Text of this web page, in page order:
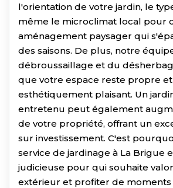
l'orientation de votre jardin, le
même le microclimat local pour
aménagement paysager qui
des saisons. De plus, notre
débroussaillage et du
que votre espace reste propre et
esthétiquement plaisant. Un
entretenu peut également
de votre propriété, offrant un
sur investissement. C'est
service de jardinage à La Brigue
judicieuse pour qui souhaite
extérieur et profiter de